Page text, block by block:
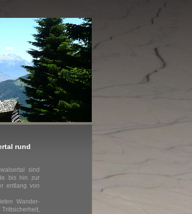
rund
sind
bis hin zur
entlang von
Wander-